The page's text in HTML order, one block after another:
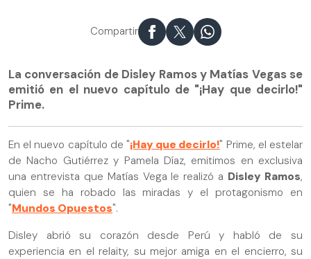
Compartir
La conversación de Disley Ramos y Matías Vegas se
emitió en el nuevo capítulo de "¡Hay que decirlo!"
Prime.
En el nuevo capítulo de "¡Hay que decirlo!" Prime, el estelar
de Nacho Gutiérrez y Pamela Díaz, emitimos en exclusiva
una entrevista que Matías Vega le realizó a Disley Ramos,
quien se ha robado las miradas y el protagonismo en
"Mundos Opuestos".
Disley abrió su corazón desde Perú y habló de su
experiencia en el relaity, su mejor amiga en el encierro, su